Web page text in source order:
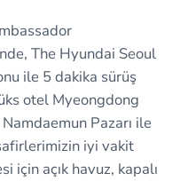
The Hyundai Seoul
ile 5 dakika sürüş
otel Myeongdong
Pazarı ile
iyi vakit
için açık havuz, kapalı